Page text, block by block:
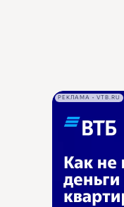
РЕКЛАМА • VTB.RU